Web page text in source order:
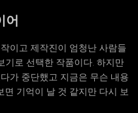
어
이고 제작진이 엄청난 사람들
기로 선택한 작품이다. 하지만
가 중단했고 지금은 무슨 내용
면 기억이 날 것 같지만 다시 보